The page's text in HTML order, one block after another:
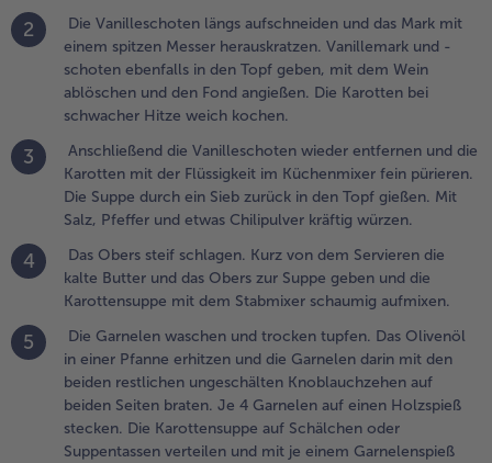
Suppe
ein Sieb
in den
gießen.
würzen.
Obers
schlagen.
von dem
die
Butter
das Obers
und die
2
Die Vanilleschoten längs aufschneiden und das Mark mit
einem spitzen Messer herauskratzen. Vanillemark und -
schoten ebenfalls in den Topf geben, mit dem Wein
ablöschen und den Fond angießen. Die Karotten bei
schwacher Hitze weich kochen.
3
Anschließend die Vanilleschoten wieder entfernen und die
Karotten mit der Flüssigkeit im Küchenmixer fein pürieren.
Die Suppe durch ein Sieb zurück in den Topf gießen. Mit
Salz, Pfeffer und etwas Chilipulver kräftig würzen.
4
Das Obers steif schlagen. Kurz von dem Servieren die
kalte Butter und das Obers zur Suppe geben und die
Karottensuppe mit dem Stabmixer schaumig aufmixen.
5
Die Garnelen waschen und trocken tupfen. Das Olivenöl
in einer Pfanne erhitzen und die Garnelen darin mit den
beiden restlichen ungeschälten Knoblauchzehen auf
beiden Seiten braten. Je 4 Garnelen auf einen Holzspieß
stecken. Die Karottensuppe auf Schälchen oder
Suppentassen verteilen und mit je einem Garnelenspieß